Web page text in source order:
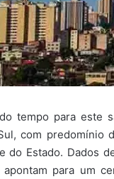
tempo para este
com predomínio
do Estado. Dados
apontam para um